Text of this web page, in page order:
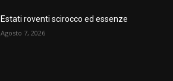
Estati roventi scirocco ed essenze
Agosto 7, 2026